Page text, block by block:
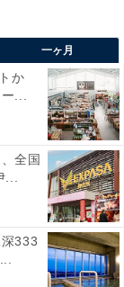
うな理由が考
一ヶ月
か
...
全国
333